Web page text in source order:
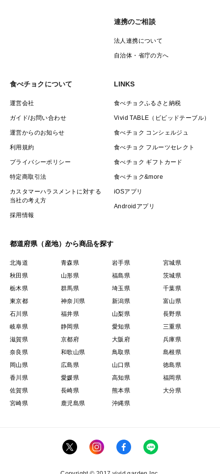
連携のご相談
法人連携について
自治体・省庁の方へ
食べチョクについて
運営会社
ガイド/お問い合わせ
運営からのお知らせ
利用規約
プライバシーポリシー
特定商取引法
カスタマーハラスメントに対する
当社の考え方
採用情報
LINKS
食べチョクふるさと納税
Vivid TABLE（ビビッドテーブル）
食べチョク コンシェルジュ
食べチョク フルーツセレクト
食べチョク ギフトカード
食べチョク&more
iOSアプリ
Androidアプリ
都道府県（産地）から商品を探す
北海道 青森県 岩手県
宮城県
秋田県
山形県 福島県
茨城県
栃木県
群馬県 埼玉県
千葉県
東京都
神奈川県 新潟県
富山県
石川県
福井県 山梨県
長野県
岐阜県
静岡県 愛知県
三重県
滋賀県
京都府 大阪府
兵庫県
奈良県
和歌山県 鳥取県
島根県
岡山県
広島県 山口県
徳島県
香川県
愛媛県 高知県
福岡県
佐賀県
長崎県 熊本県
大分県
宮崎県
鹿児島県 沖縄県